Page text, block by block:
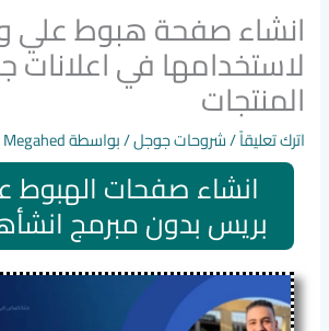
انشاء صفحة هبوط علي
لاستخدامها في اعلانات
المنتجات
اترك تعليقاً/شروحات جوجل/ بواسطة
انشاء صفحات الهبوط
بريس بدون مبرمج